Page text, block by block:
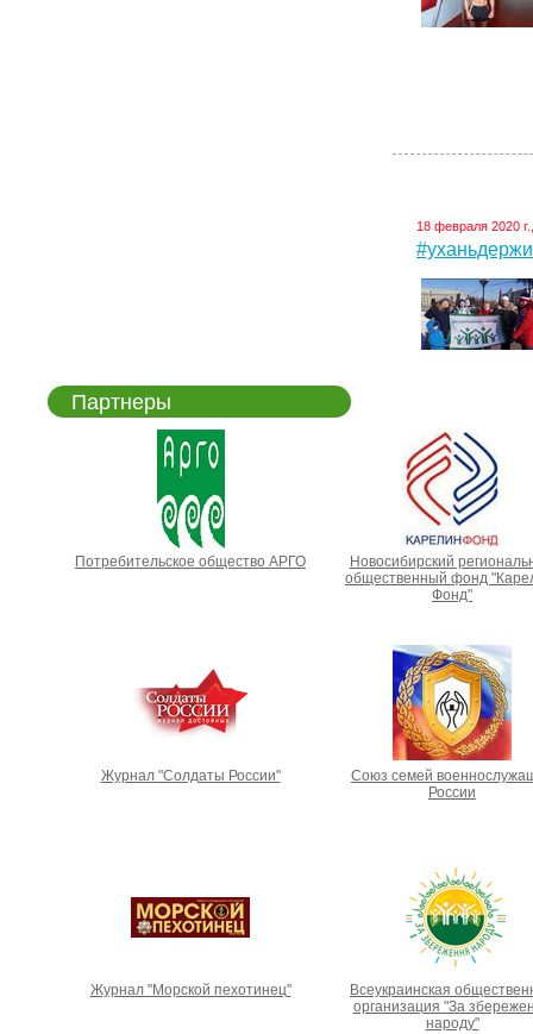
18 февраля 2020
Партнеры
Потребительское общество АРГО
Новосибирский
общественный фонд
Фонд"
Журнал "Солдаты России"
Союз семей
России
Журнал "Морской пехотинец"
Всеукраинская
организация "За
народу"